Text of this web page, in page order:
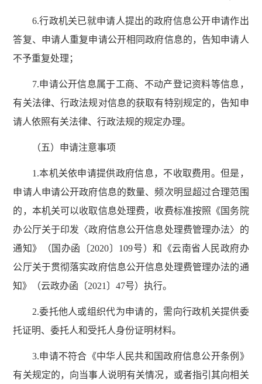
6.行政机关已就申请人提出的政府信息公开申请作出
答复、申请人重复申请公开相同政府信息的，告知申请人
不予重复处理；
7.申请公开信息属于工商、不动产登记资料等信息，
有关法律、行政法规对信息的获取有特别规定的，告知申
请人依照有关法律、行政法规的规定办理。
（五）申请注意事项
1.本机关依申请提供政府信息，不收取费用。但是，
申请人申请公开政府信息的数量、频次明显超过合理范围
的，本机关可以收取信息处理费，收费标准按照《国务院
办公厅关于印发〈政府信息公开信息处理费管理办法〉的
通知》（国办函〔2020〕109号）和《云南省人民政府办
公厅关于贯彻落实政府信息公开信息处理费管理办法的通
知》（云政办函〔2021〕47号）执行。
2.委托他人或组织代为申请的，需向行政机关提供委
托证明、委托人和受托人身份证明材料。
3.申请不符合《中华人民共和国政府信息公开条例》
有关规定的，向当事人说明有关情况，或者指引其向相关